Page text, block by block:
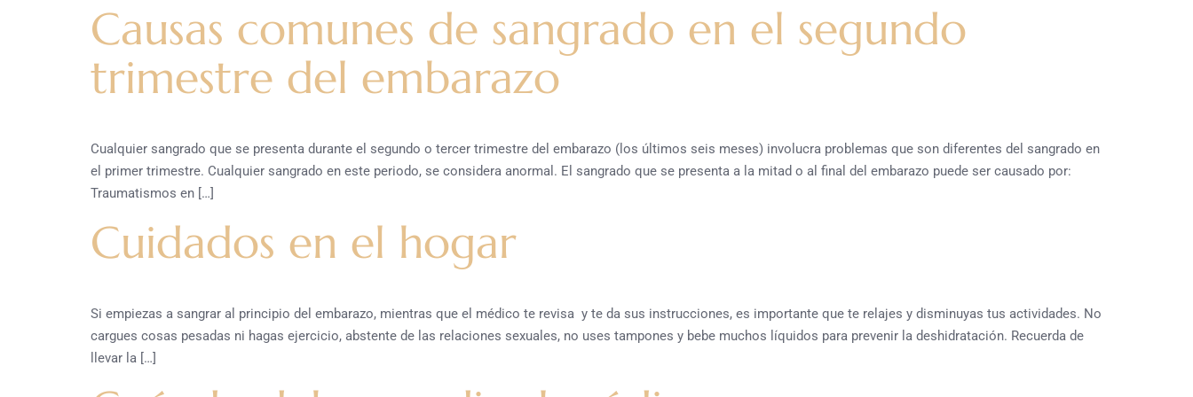
Causas comunes de sangrado en el segundo
trimestre del embarazo
Cualquier sangrado que se presenta durante el segundo o tercer trimestre del embarazo (los últimos seis meses) involucra problemas que son diferentes del sangrado en
el primer trimestre. Cualquier sangrado en este periodo, se considera anormal. El sangrado que se presenta a la mitad o al final del embarazo puede ser causado por:
Traumatismos en […]
Cuidados en el hogar
Si empiezas a sangrar al principio del embarazo, mientras que el médico te revisa y te da sus instrucciones, es importante que te relajes y disminuyas tus actividades. No
cargues cosas pesadas ni hagas ejercicio, abstente de las relaciones sexuales, no uses tampones y bebe muchos líquidos para prevenir la deshidratación. Recuerda de
llevar la […]